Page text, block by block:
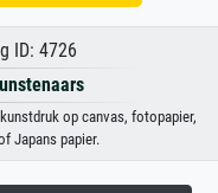
ID: 4726
op canvas, fotopapier,
Japans papier.